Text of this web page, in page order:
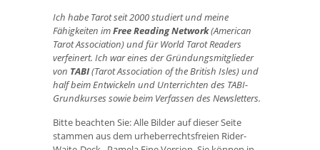
Ich habe Tarot seit 2000 studiert und meine
Fähigkeiten imFree Reading Network(American
Tarot Association) und für World Tarot Readers
verfeinert. Ich war eines der Gründungsmitglieder
von TABI(Tarot Association of the British Isles) und
half beim Entwickeln und Unterrichten des TABI-
Grundkurses sowie beim Verfassen des Newsletters.
Bitte beachten Sie: Alle Bilder auf dieser Seite
stammen aus dem urheberrechtsfreien Rider-